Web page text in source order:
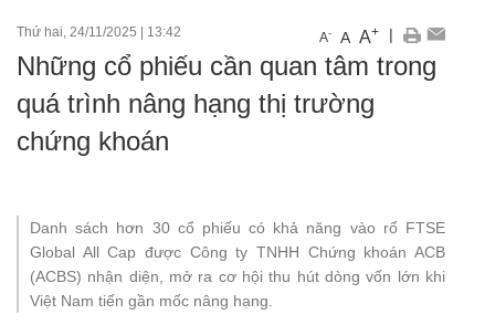
Thứ hai, 24/11/2025 | 13:42 A- A A+ |
Những cổ phiếu cần quan tâm trong
quá trình nâng hạng thị trường
chứng khoán
Danh sách hơn 30 cổ phiếu có khả năng vào rổ FTSE
Global All Cap được Công ty TNHH Chứng khoán ACB
(ACBS) nhận diện, mở ra cơ hội thu hút dòng vốn lớn khi
Việt Nam tiến gần mốc nâng hạng.